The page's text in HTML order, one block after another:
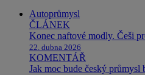
Autoprůmysl
ČLÁNEK
Konec naftové modly. Češi
22. dubna 2026
KOMENTÁŘ
Jak moc bude český průmysl